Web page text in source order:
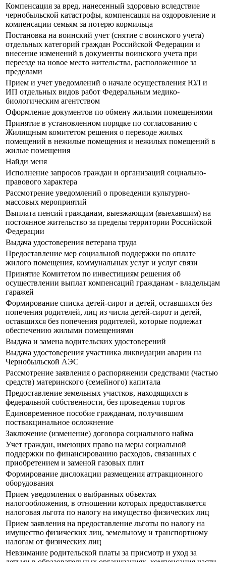
Компенсация за вред, нанесенный здоровью вследствие
чернобыльской катастрофы, компенсация на оздоровление и
компенсации семьям за потерю кормильца
Постановка на воинский учет (снятие с воинского учета)
отдельных категорий граждан Российской Федерации и
внесение изменений в документы воинского учета при
переезде на новое место жительства, расположенное за
пределами
Прием и учет уведомлений о начале осуществления ЮЛ и
ИП отдельных видов работ Федеральным медико-
биологическим агентством
Оформление документов по обмену жилыми помещениями
Принятие в установленном порядке по согласованию с
Жилищным комитетом решения о переводе жилых
помещений в нежилые помещения и нежилых помещений в
жилые помещения
Найди меня
Исполнение запросов граждан и организаций социально-
правового характера
Рассмотрение уведомлений о проведении культурно-
массовых мероприятий
Выплата пенсий гражданам, выезжающим (выехавшим) на
постоянное жительство за пределы территории Российской
Федерации
Выдача удостоверения ветерана труда
Предоставление мер социальной поддержки по оплате
жилого помещения, коммунальных услуг и услуг связи
Принятие Комитетом по инвестициям решения об
осуществлении выплат компенсаций гражданам - владельцам
гаражей
Формирование списка детей-сирот и детей, оставшихся без
попечения родителей, лиц из числа детей-сирот и детей,
оставшихся без попечения родителей, которые подлежат
обеспечению жилыми помещениями
Выдача и замена водительских удостоверений
Выдача удостоверения участника ликвидации аварии на
Чернобыльской АЭС
Рассмотрение заявления о распоряжении средствами (частью
средств) материнского (семейного) капитала
Предоставление земельных участков, находящихся в
федеральной собственности, без проведения торгов
Единовременное пособие гражданам, получившим
поствакцинальное осложнение
Заключение (изменение) договора социального найма
Учет граждан, имеющих право на меры социальной
поддержки по финансированию расходов, связанных с
приобретением и заменой газовых плит
Формирование дислокации размещения аттракционного
оборудования
Прием уведомления о выбранных объектах
налогообложения, в отношении которых предоставляется
налоговая льгота по налогу на имущество физических лиц
Прием заявления на предоставление льготы по налогу на
имущество физических лиц, земельному и транспортному
налогам от физических лиц
Невзимание родительской платы за присмотр и уход за